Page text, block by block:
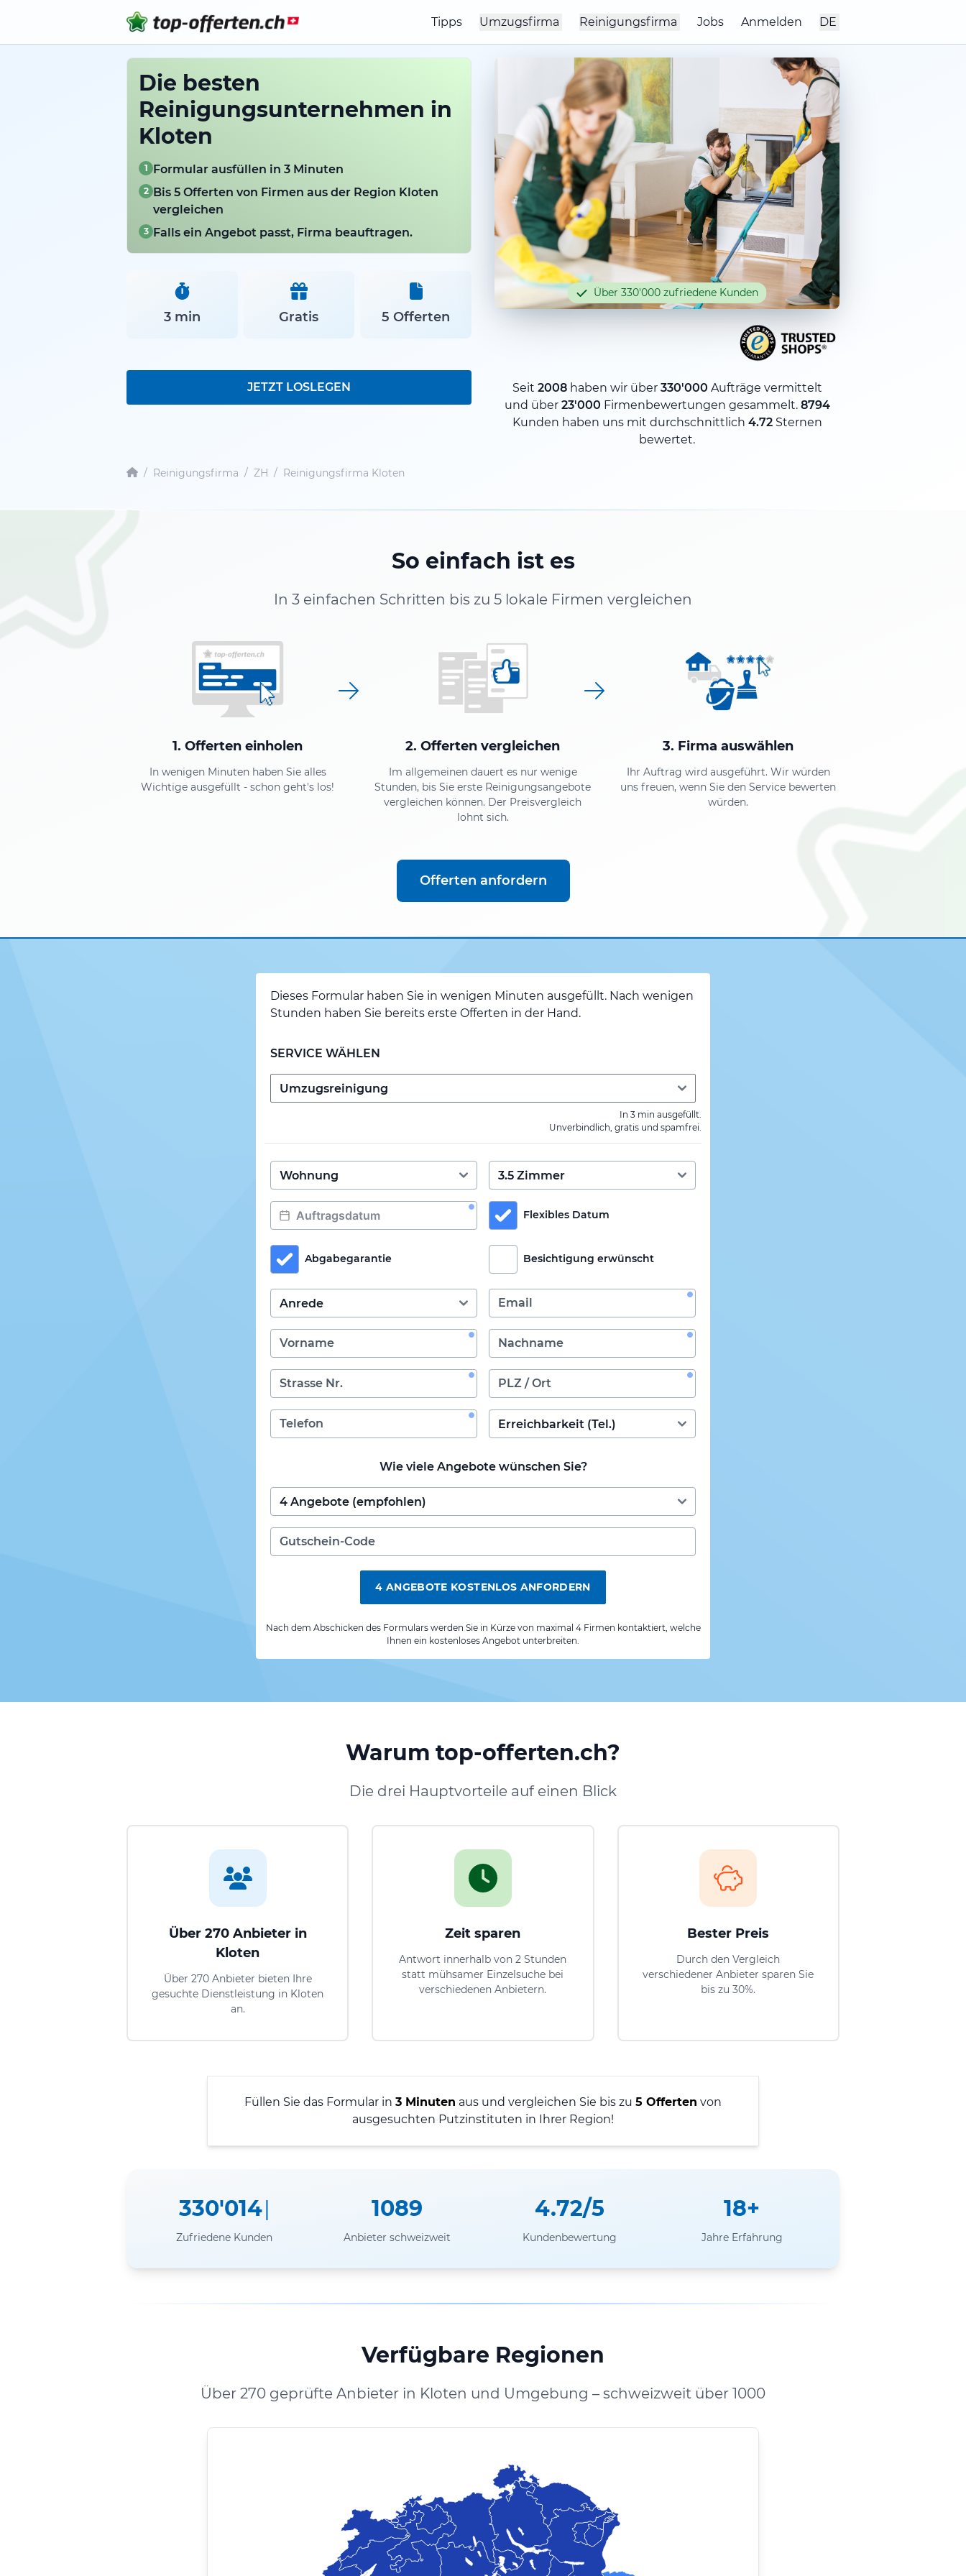
Tipps Umzugsfirma Reinigungsfirma Jobs Anmelden DE
Die besten
Reinigungsunternehmen in
Kloten
1 Formular ausfüllen in 3 Minuten
2 Bis 5 Offerten von Firmen aus der Region Kloten
vergleichen
3 Falls ein Angebot passt, Firma beauftragen.
3 min Gratis 5 Offerten
JETZT LOSLEGEN
Über 330'000 zufriedene Kunden
Seit 2008haben wir über 330'000 Aufträge vermittelt
und über 23'000 Firmenbewertungen gesammelt. 8794
Kunden haben uns mit durchschnittlich 4.72Sternen
bewertet.
/ Reinigungsfirma / ZH / Reinigungsfirma Kloten
So einfach ist es
In 3 einfachen Schritten bis zu 5 lokale Firmen vergleichen
1. Offerten einholen
In wenigen Minuten haben Sie alles
Wichtige ausgefüllt - schon geht's los!
2. Offerten vergleichen
Im allgemeinen dauert es nur wenige
Stunden, bis Sie erste Reinigungsangebote
vergleichen können. Der Preisvergleich
lohnt sich.
3. Firma auswählen
Ihr Auftrag wird ausgeführt. Wir würden
uns freuen, wenn Sie den Service bewerten
würden.
Offerten anfordern
Dieses Formular haben Sie in wenigen Minuten ausgefüllt. Nach wenigen
Stunden haben Sie bereits erste Offerten in der Hand.
SERVICE WÄHLEN
In 3 min ausgefüllt.
Unverbindlich, gratis und spamfrei.
Flexibles Datum
Abgabegarantie Besichtigung erwünscht
Wie viele Angebote wünschen Sie?
4 ANGEBOTE KOSTENLOS ANFORDERN
Nach dem Abschicken des Formulars werden Sie in Kürze von maximal 4 Firmen kontaktiert, welche
Ihnen ein kostenloses Angebot unterbreiten.
Warum top-offerten.ch?
Die drei Hauptvorteile auf einen Blick
Über 270 Anbieter in
Kloten
Über 270 Anbieter bieten Ihre
gesuchte Dienstleistung in Kloten
an.
Zeit sparen
Antwort innerhalb von 2 Stunden
statt mühsamer Einzelsuche bei
verschiedenen Anbietern.
Bester Preis
Durch den Vergleich
verschiedener Anbieter sparen Sie
bis zu 30%.
Füllen Sie das Formular in 3 Minuten aus und vergleichen Sie bis zu 5 Offerten von
ausgesuchten Putzinstituten in Ihrer Region!
330'014
Zufriedene Kunden
1089
Anbieter schweizweit
4.72/5
Kundenbewertung
18+
Jahre Erfahrung
Verfügbare Regionen
Über 270 geprüfte Anbieter in Kloten und Umgebung – schweizweit über 1000